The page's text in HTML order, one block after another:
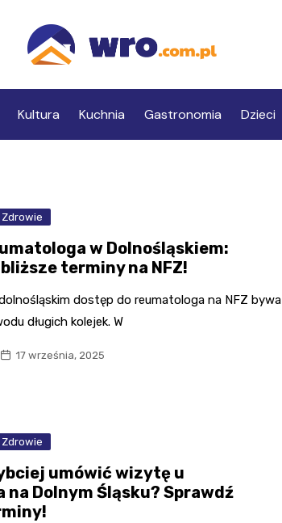
Kultura Kuchnia Gastronomia Dzieci
Zdrowie
w Dolnośląskiem:
terminy na NFZ!
dostęp do reumatologa na NFZ bywa
długich kolejek. W
17 września, 2025
Zdrowie
umówić wizytę u
na Dolnym Śląsku? Sprawdź